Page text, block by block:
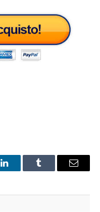
LinkedInTumblr Email